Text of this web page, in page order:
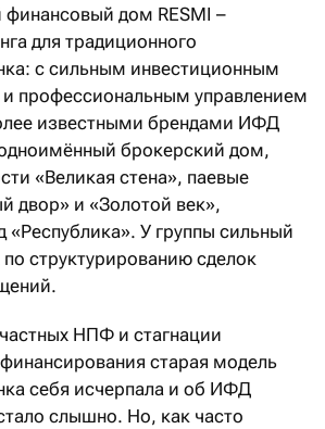
дом RESMI –
для традиционного
с сильным инвестиционным
профессиональным управлением
известными брендами ИФД
брокерский дом,
«Великая стена», паевые
двор» и «Золотой век»,
«Республика». У группы сильный
по структурированию сделок
НПФ и стагнации
старая модель
себя исчерпала и об ИФД
слышно. Но, как часто